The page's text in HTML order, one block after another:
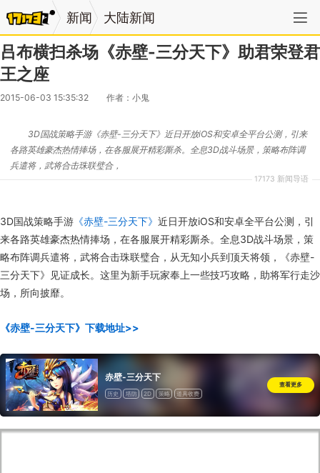
新闻 大陆新闻
吕布横扫杀场《赤壁-三分天下》助君荣登君
王之座
2015-06-03 15:35:32 作者：小鬼
17173 新闻导语
3D国战策略手游《赤壁-三分天下》近日开放iOS和安卓全平台公测，引来
各路英雄豪杰热情捧场，在各服展开精彩厮杀。全息3D战斗场景，策略布阵调
兵遣将，武将合击珠联璧合，
3D国战策略手游 《赤壁-三分天下》 近日开放iOS和安卓全平台公测，引
来各路英雄豪杰热情捧场，在各服展开精彩厮杀。全息3D战斗场景，策
略布阵调兵遣将，武将合击珠联璧合，从无知小兵到顶天将领，《赤壁-
三分天下》见证成长。这里为新手玩家奉上一些技巧攻略，助将军行走沙
场，所向披靡。
《赤壁-三分天下》下载地址>>
赤壁-三分天下
历史 塔防 2D 策略 道具收费
查看更多